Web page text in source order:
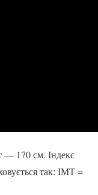
— 170 см. Індекс
так: ІМТ =